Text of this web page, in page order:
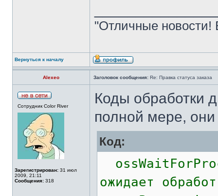
"Отличные новости!
Вернуться к началу
Alexeo Заголовок сообщения: Re: Правка статуса заказа
Сотрудник Color River
Зарегистрирован: 31 июл
2009, 21:11
Сообщения: 318
Коды обработки
полной мере, они
Код:
ожидает